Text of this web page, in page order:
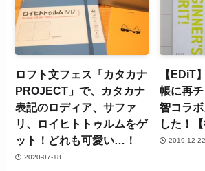
ロフト文フェス「カタカナ
PROJECT」で、カタカナ
表記のロディア、サファ
リ、ロイヒトトゥルムをゲ
ット！どれも可愛い…！
2020-07-18
【EDiT
帳に再
智コラ
した！【
2019-12-22